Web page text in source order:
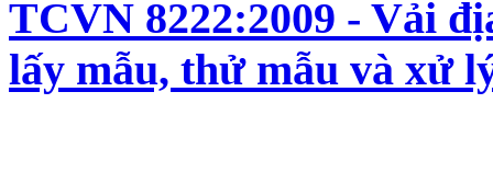
TCVN 8222:2009 - Vải
lấy mẫu, thử mẫu và xử